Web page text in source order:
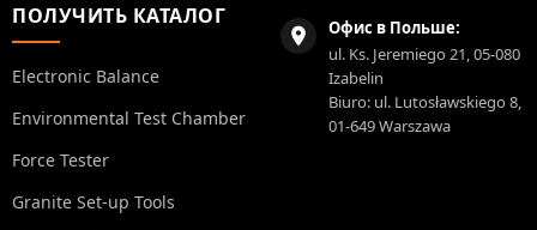
ПОЛУЧИТЬ КАТАЛОГ
Electronic Balance
Environmental Test Chamber
Force Tester
Granite Set-up Tools
Офис в Польше:
ul. Ks. Jeremiego 21, 05-080
Izabelin
Biuro: ul. Lutosławskiego 8,
01-649 Warszawa